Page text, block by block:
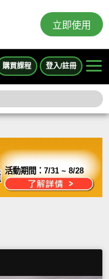
立即使用
購買課程 登入/註冊
活動期間：7/31 ~ 8/28